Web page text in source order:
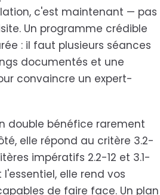
c'est maintenant — pas
Un programme crédible
: il faut plusieurs séances
documentés et une
convaincre un expert-
double bénéfice rarement
elle répond au critère 3.2-
impératifs 2.2-12 et 3.1-
elle rend vos
de faire face. Un plan